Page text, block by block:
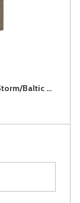
SORENTO D60IN virtuvės spintelė (Baltic Storm/Baltic Storm)